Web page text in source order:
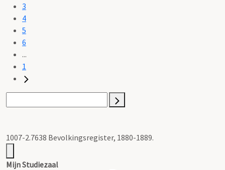
3
4
5
6
...
1
1007-2.7638 Bevolkingsregister, 1880-1889.
Mijn Studiezaal